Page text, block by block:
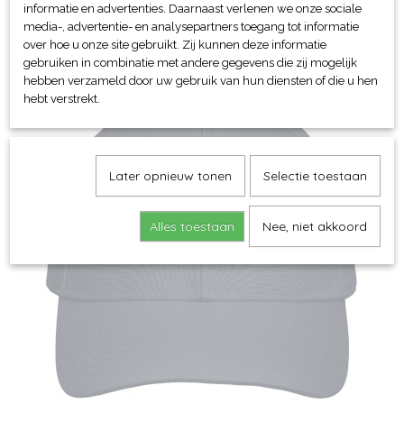
informatie en advertenties. Daarnaast verlenen we onze sociale
media-, advertentie- en analysepartners toegang tot informatie
over hoe u onze site gebruikt. Zij kunnen deze informatie
gebruiken in combinatie met andere gegevens die zij mogelijk
hebben verzameld door uw gebruik van hun diensten of die u hen
hebt verstrekt.
Later opnieuw tonen Selectie toestaan
Alles toestaan Nee, niet akkoord